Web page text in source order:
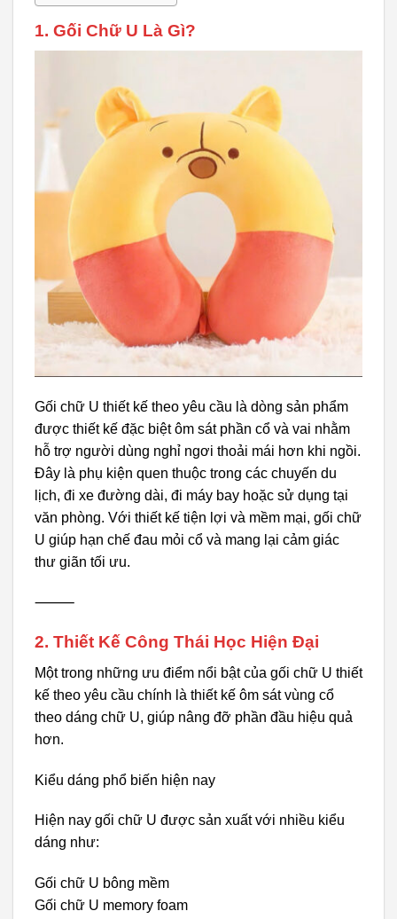
1. Gối Chữ U Là Gì?
Gối chữ U thiết kế theo yêu cầu là dòng sản phẩm
được thiết kế đặc biệt ôm sát phần cổ và vai nhằm
hỗ trợ người dùng nghỉ ngơi thoải mái hơn khi ngồi.
Đây là phụ kiện quen thuộc trong các chuyến du
lịch, đi xe đường dài, đi máy bay hoặc sử dụng tại
văn phòng. Với thiết kế tiện lợi và mềm mại, gối chữ
U giúp hạn chế đau mỏi cổ và mang lại cảm giác
thư giãn tối ưu.
⸻
2. Thiết Kế Công Thái Học Hiện Đại
Một trong những ưu điểm nổi bật của gối chữ U thiết
kế theo yêu cầu chính là thiết kế ôm sát vùng cổ
theo dáng chữ U, giúp nâng đỡ phần đầu hiệu quả
hơn.
Kiểu dáng phổ biến hiện nay
Hiện nay gối chữ U được sản xuất với nhiều kiểu
dáng như:
Gối chữ U bông mềm
Gối chữ U memory foam